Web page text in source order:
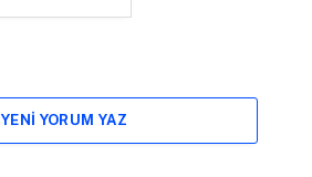
YENI YORUM YAZ